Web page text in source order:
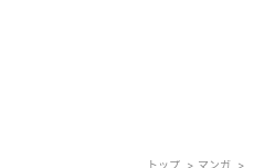
トップ マンガ